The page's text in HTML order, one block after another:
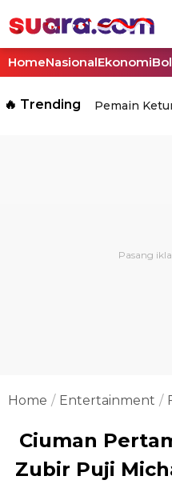
HomeNasionalEkonomi
🔥 Trending Pemain
Home Entertainment
Ciuman
Zubir Puji